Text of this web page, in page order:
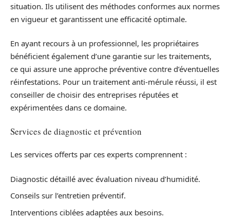
situation. Ils utilisent des méthodes conformes aux normes
en vigueur et garantissent une efficacité optimale.
En ayant recours à un professionnel, les propriétaires
bénéficient également d’une garantie sur les traitements,
ce qui assure une approche préventive contre d’éventuelles
réinfestations. Pour un traitement anti-mérule réussi, il est
conseiller de choisir des entreprises réputées et
expérimentées dans ce domaine.
Services de diagnostic et prévention
Les services offerts par ces experts comprennent :
Diagnostic détaillé avec évaluation niveau d’humidité.
Conseils sur l’entretien préventif.
Interventions ciblées adaptées aux besoins.